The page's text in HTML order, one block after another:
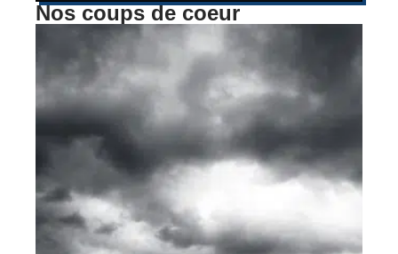
Nos coups de coeur